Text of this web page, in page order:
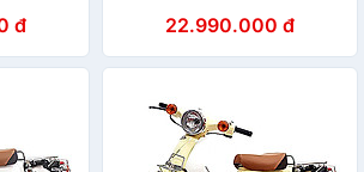
đ 22.990.000 đ